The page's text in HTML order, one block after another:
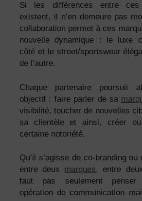
Si les différences entre ces
existent, il n’en demeure pas
collaboration permet à ces
nouvelle dynamique : le luxe
côté et le street/sportswear
de l’autre.
Chaque partenaire poursuit
objectif : faire parler de sa
visibilité, toucher de nouvelles
sa clientèle et ainsi, créer
certaine notoriété.
Qu’il s’agisse de co-branding
entre deux marques, entre
faut pas seulement
opération de communication